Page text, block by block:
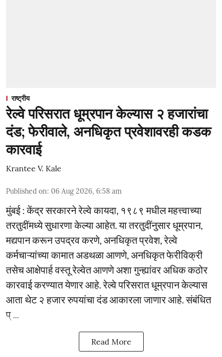
राष्ट्रीय
रेल्वे परिसरात धूम्रपान केल्यास २ हजारांचा
दंड; फेरीवाले, अनधिकृत प्रवेशावरही कडक
कारवाई
Krantee V. Kale
Published on: 06 Aug 2026, 6:58 am
मुंबई : केंद्र सरकारने रेल्वे कायदा, १९८९ मधील महत्त्वाच्या
तरतुदींमध्ये सुधारणा केल्या आहेत. या तरतुदींनुसार धूम्रपान,
मद्यपान करून उपद्रव करणे, अनधिकृत प्रवेश, रेल्वे
कर्मचाऱ्यांच्या कामात अडथळा आणणे, अनधिकृत फेरीविक्री
तसेच आक्षेपार्ह वस्तू रेल्वेत आणणे अशा गुन्ह्यांवर अधिक कठोर
कारवाई करण्यात येणार आहे. रेल्वे परिसरात धूम्रपान केल्यास
आता थेट २ हजार रुपयांचा दंड आकारला जाणार आहे. संबंधित
प् ...
Read More